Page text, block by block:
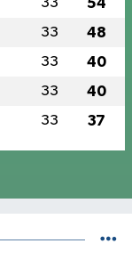
33 48
33 40
33 40
33 37